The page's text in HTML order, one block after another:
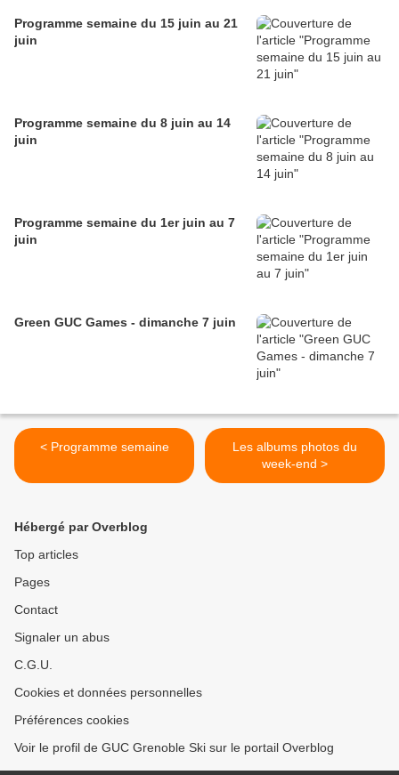
Programme semaine du 15 juin au 21
juin
Programme semaine du 8 juin au 14
juin
Programme semaine du 1er juin au 7
juin
Green GUC Games - dimanche 7 juin
< Programme semaine
Les albums photos du
week-end >
Hébergé par Overblog
Top articles
Pages
Contact
Signaler un abus
C.G.U.
Cookies et données personnelles
Préférences cookies
Voir le profil de GUC Grenoble Ski sur le portail Overblog